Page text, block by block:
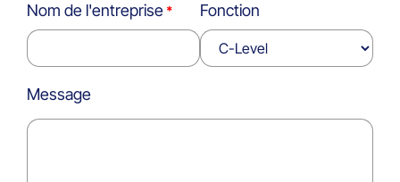
Nom de l'entreprise Fonction
Message